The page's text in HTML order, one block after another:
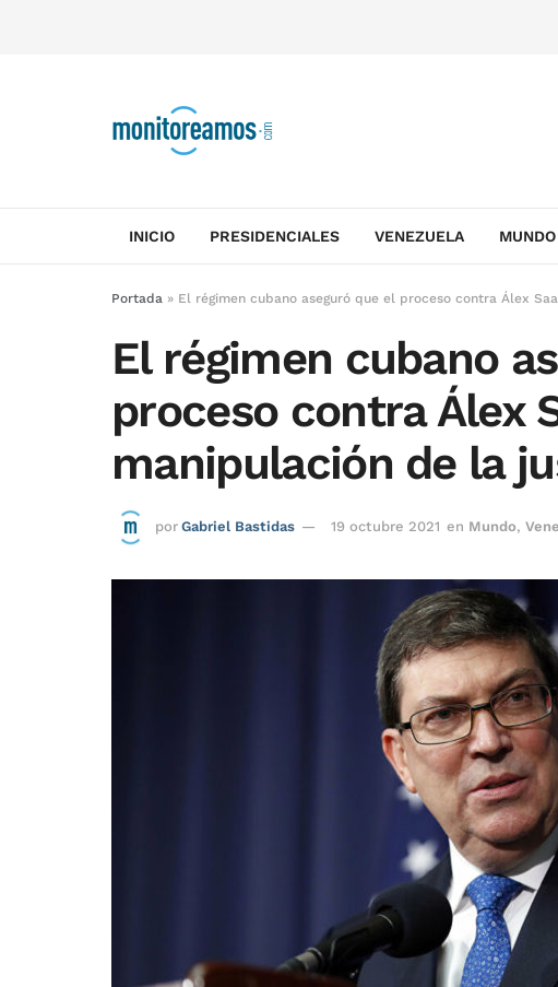
INICIO PRESIDENCIALES VENEZUELA MUNDO
Portada » El régimen cubano aseguró que el proceso contra Álex
El régimen cubano
proceso contra Álex
manipulación de la
por Gabriel Bastidas 19 octubre 2021 en Mundo,